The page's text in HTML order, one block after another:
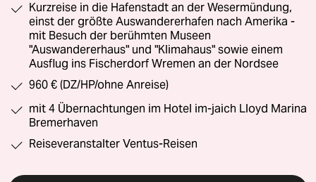
Kurzreise in die Hafenstadt an der Wesermündung,
einst der größte Auswandererhafen nach Amerika -
mit Besuch der berühmten Museen
"Auswandererhaus" und "Klimahaus" sowie einem
Ausflug ins Fischerdorf Wremen an der Nordsee
960 € (DZ/HP/ohne Anreise)
mit 4 Übernachtungen im Hotel im-jaich Lloyd Marina
Bremerhaven
Reiseveranstalter Ventus-Reisen